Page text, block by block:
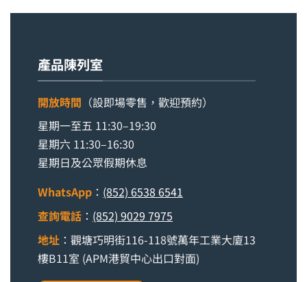
產品陳列室
開放時間 （設即場零售，歡迎預約）
星期一至五 11:30–19:30
星期六 11:30–16:30
星期日及公眾假期休息
WhatsApp ： (852) 6538 6541
查詢電話 ： (852) 9029 7975
地址 ：觀塘巧明街116-118號萬年工業大廈13
樓B11室 (APM港貿中心出口對面)